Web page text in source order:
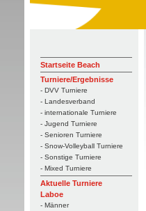
Startseite Beach
Turniere/Ergebnisse
- DVV Turniere
- Landesverband
- internationale Turniere
- Jugend Turniere
- Senioren Turniere
- Snow-Volleyball Turniere
- Sonstige Turniere
- Mixed Turniere
Aktuelle Turniere
Laboe
- Männer